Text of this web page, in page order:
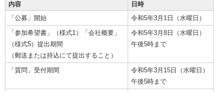
内容
日時
「公募」開始
令和5年3月1日（水曜日）
「参加希望書」（様式1）「会社概要」
（様式5）提出期間
（郵送または持込にて提出すること）
令和5年3月8日（水曜日）
午後5時まで
「質問」受付期間
令和5年3月15日（水曜日）
午後5時まで